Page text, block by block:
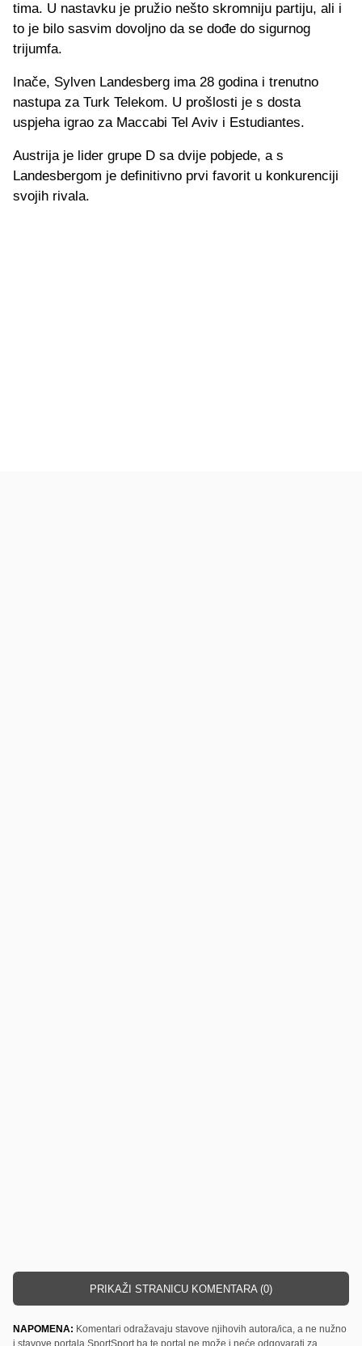
tima. U nastavku je pružio nešto skromniju partiju, ali i
to je bilo sasvim dovoljno da se dođe do sigurnog
trijumfa.
Inače, Sylven Landesberg ima 28 godina i trenutno
nastupa za Turk Telekom. U prošlosti je s dosta
uspjeha igrao za Maccabi Tel Aviv i Estudiantes.
Austrija je lider grupe D sa dvije pobjede, a s
Landesbergom je definitivno prvi favorit u konkurenciji
svojih rivala.
PRIKAŽI STRANICU KOMENTARA (0)
NAPOMENA: Komentari odražavaju stavove njihovih autora/ica, a ne nužno
i stavove portala SportSport.ba te portal ne može i neće odgovarati za